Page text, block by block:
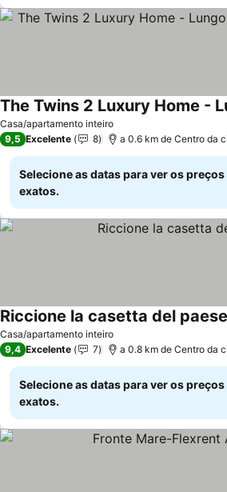
Casa/apartamento inteiro
9,5 Excelente 8 a 0.6 km de Centro da
Selecione as datas para ver os preços
exatos.
Casa/apartamento inteiro
Riccione la casetta del paese
9,4 Excelente 7 a 0.8 km de Centro da
Selecione as datas para ver os preços
exatos.